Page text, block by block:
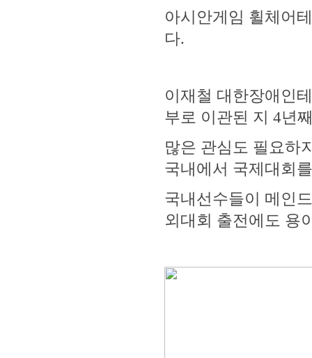
아시안게임 휠체어
다.
이재철 대한장애인
부로 이관된 지 4년
많은 관심도 필요하
국내에서 국제대회
국내선수들이 메인
외대회 출전에도 용